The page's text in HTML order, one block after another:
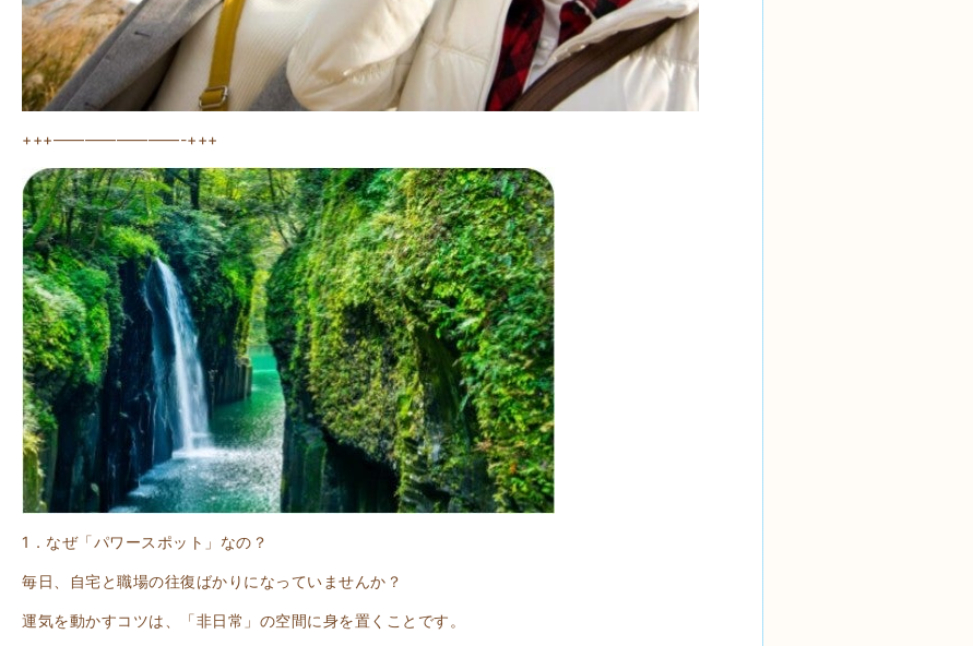
+++————————-+++
1．なぜ「パワースポット」なの？
毎日、自宅と職場の往復ばかりになっていませんか？
運気を動かすコツは、「非日常」の空間に身を置くことです。